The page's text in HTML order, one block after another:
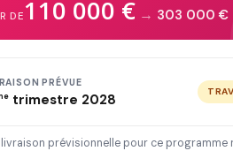
3 km 5 km 10 km 20 km
30 km+
JUSQU'À
Immédiate 2027
DE110 000 € → 303 000 €
PRÉVUE
trimestre 2028
prévisionnelle pour ce programme